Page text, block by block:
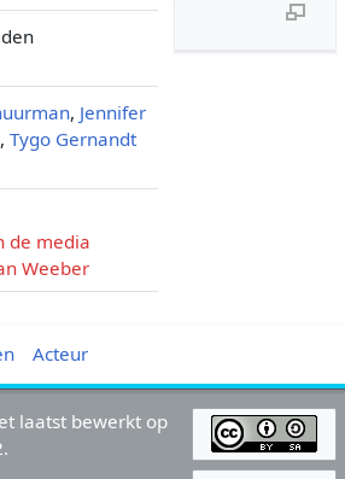
, Jennifer
, Tygo Gernandt
de media
Weeber
Acteur
laatst bewerkt op